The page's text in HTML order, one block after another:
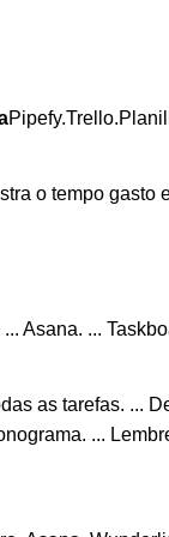
o tempo gasto
Asana. ...
as tarefas. ...
...